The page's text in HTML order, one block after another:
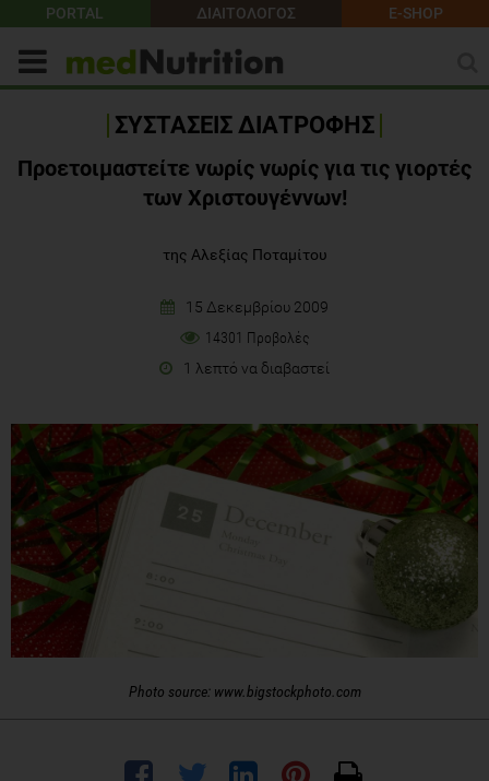
PORTAL ΔΙΑΙΤΟΛΟΓΟΣ E-SHOP
ΣΥΣΤΑΣΕΙΣ ΔΙΑΤΡΟΦΗΣ
Προετοιμαστείτε νωρίς νωρίς για τις γιορτές
των Χριστουγέννων!
της Αλεξίας Ποταμίτου
15 Δεκεμβρίου 2009
14301 Προβολές
1 λεπτό να διαβαστεί
Photo source: www.bigstockphoto.com